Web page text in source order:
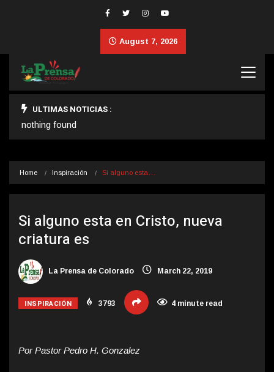
August 7, 2026
ULTIMAS NOTICIAS :
nothing found
Home Inspiración Si alguno esta…
Si alguno esta en Cristo, nueva
criatura es
La Prensa de Colorado March 22, 2019
INSPIRACIÓN 3793 4 minute read
Por Pastor Pedro H. Gonzalez